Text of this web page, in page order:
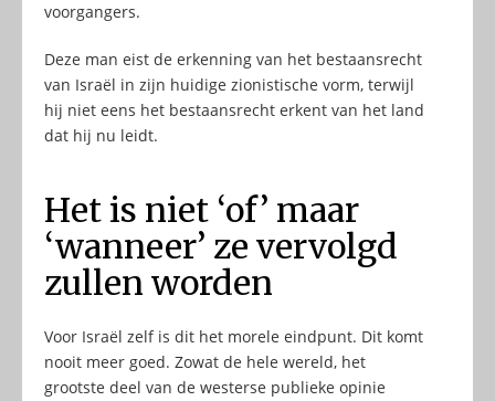
voorgangers.
Deze man eist de erkenning van het bestaansrecht
van Israël in zijn huidige zionistische vorm, terwijl
hij niet eens het bestaansrecht erkent van het land
dat hij nu leidt.
Het is niet ‘of’ maar
‘wanneer’ ze vervolgd
zullen worden
Voor Israël zelf is dit het morele eindpunt. Dit komt
nooit meer goed. Zowat de hele wereld, het
grootste deel van de westerse publieke opinie